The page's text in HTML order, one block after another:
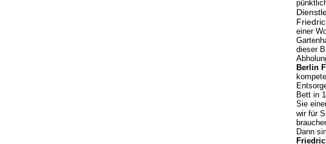
einer
dieser
Berlin
Bett in
Sie
wir für
Dann